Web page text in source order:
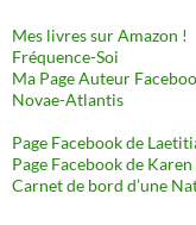
Mes livres sur Amazon !
Fréquence-Soi
Ma Page Auteur
Novae-Atlantis
Page Facebook de
Page Facebook de
Carnet de bord d’une